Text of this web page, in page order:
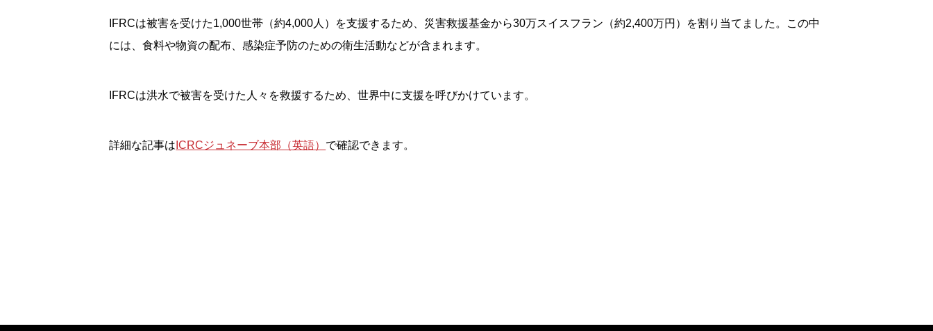
IFRCは被害を受けた1,000世帯（約4,000人）を支援するため、災害救援基金から30万スイスフラン（約2,400万円）を割り当てました。この中
には、食料や物資の配布、感染症予防のための衛生活動などが含まれます。
IFRCは洪水で被害を受けた人々を救援するため、世界中に支援を呼びかけています。
詳細な記事は ICRCジュネーブ本部（英語） で確認できます。